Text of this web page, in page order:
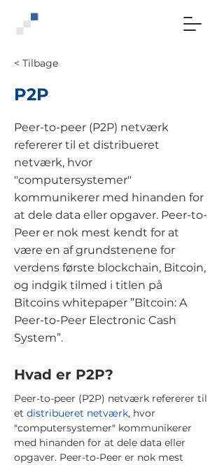
< Tilbage
P2P
Peer-to-peer (P2P) netværk
refererer til et distribueret
netværk, hvor
"computersystemer"
kommunikerer med hinanden for
at dele data eller opgaver. Peer-to-
Peer er nok mest kendt for at
være en af grundstenene for
verdens første blockchain, Bitcoin,
og indgik tilmed i titlen på
Bitcoins whitepaper ”Bitcoin: A
Peer-to-Peer Electronic Cash
System”.
Hvad er P2P?
Peer-to-peer (P2P) netværk refererer til
et distribueret netværk, hvor
"computersystemer" kommunikerer
med hinanden for at dele data eller
opgaver. Peer-to-Peer er nok mest